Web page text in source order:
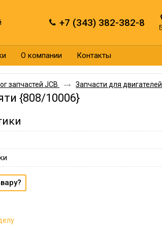
+7 (343) 382-382-8
О компании Контакты
запчастей JCB Запчасти для двигателей
{808/10006}